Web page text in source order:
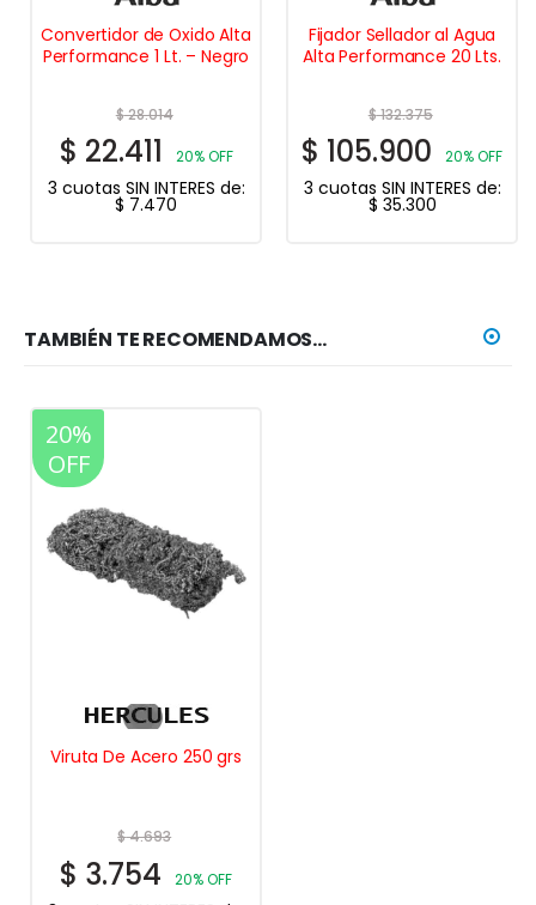
Convertidor de Oxido Alta
Performance 1 Lt. – Negro
$28.014
$ 22.411 20% OFF
3 cuotas SIN INTERES de:
$ 7.470
Fijador Sellador al Agua
Alta Performance 20 Lts.
$132.375
$ 105.900 20% OFF
3 cuotas SIN INTERES de:
$ 35.300
TAMBIÉN TE RECOMENDAMOS…
20%
OFF
Viruta De Acero 250 grs
$4.693
$ 3.754 20% OFF